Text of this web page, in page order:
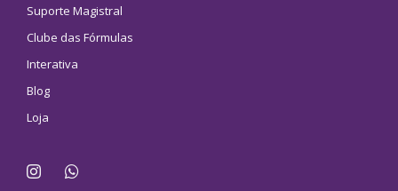
Suporte Magistral
Clube das Fórmulas
Interativa
Blog
Loja